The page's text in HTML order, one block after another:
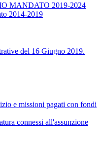
MANDATO 2019-2024
2014-2019
del 16 Giugno 2019.
e missioni pagati con fondi
connessi all'assunzione